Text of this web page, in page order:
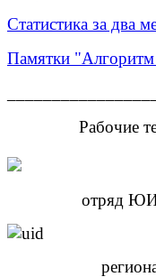
Статистика за два
Памятки "Алгоритм
Рабочие
отряд